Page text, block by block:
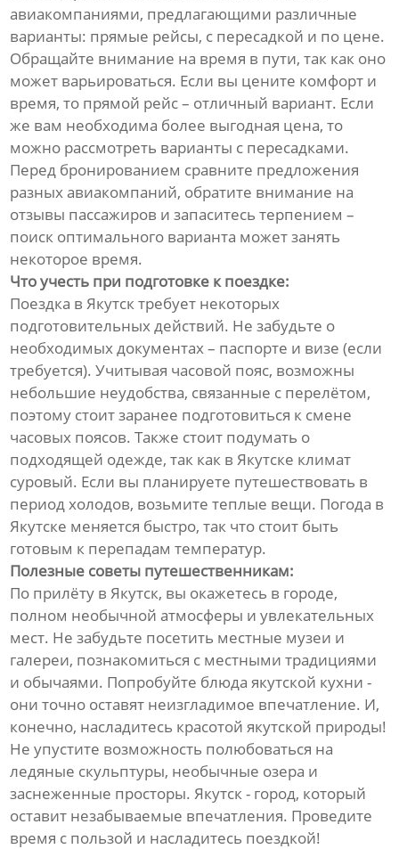
авиакомпаниями, предлагающими различные
варианты: прямые рейсы, с пересадкой и по цене.
Обращайте внимание на время в пути, так как оно
может варьироваться. Если вы цените комфорт и
время, то прямой рейс – отличный вариант. Если
же вам необходима более выгодная цена, то
можно рассмотреть варианты с пересадками.
Перед бронированием сравните предложения
разных авиакомпаний, обратите внимание на
отзывы пассажиров и запаситесь терпением –
поиск оптимального варианта может занять
некоторое время.
Что учесть при подготовке к поездке:
Поездка в Якутск требует некоторых
подготовительных действий. Не забудьте о
необходимых документах – паспорте и визе (если
требуется). Учитывая часовой пояс, возможны
небольшие неудобства, связанные с перелётом,
поэтому стоит заранее подготовиться к смене
часовых поясов. Также стоит подумать о
подходящей одежде, так как в Якутске климат
суровый. Если вы планируете путешествовать в
период холодов, возьмите теплые вещи. Погода в
Якутске меняется быстро, так что стоит быть
готовым к перепадам температур.
Полезные советы путешественникам:
По прилёту в Якутск, вы окажетесь в городе,
полном необычной атмосферы и увлекательных
мест. Не забудьте посетить местные музеи и
галереи, познакомиться с местными традициями
и обычаями. Попробуйте блюда якутской кухни -
они точно оставят неизгладимое впечатление. И,
конечно, насладитесь красотой якутской природы!
Не упустите возможность полюбоваться на
ледяные скульптуры, необычные озера и
заснеженные просторы. Якутск - город, который
оставит незабываемые впечатления. Проведите
время с пользой и насладитесь поездкой!